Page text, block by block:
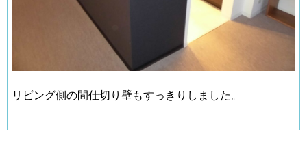
リビング側の間仕切り壁もすっきりしました。